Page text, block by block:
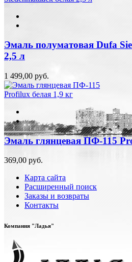
Эмаль полуматовая Dufa
2,5 л
1 499,00 руб.
Эмаль глянцевая ПФ-115
369,00 руб.
Карта сайта
Расширенный поиск
Заказы и возвраты
Контакты
Компания "Ладья"